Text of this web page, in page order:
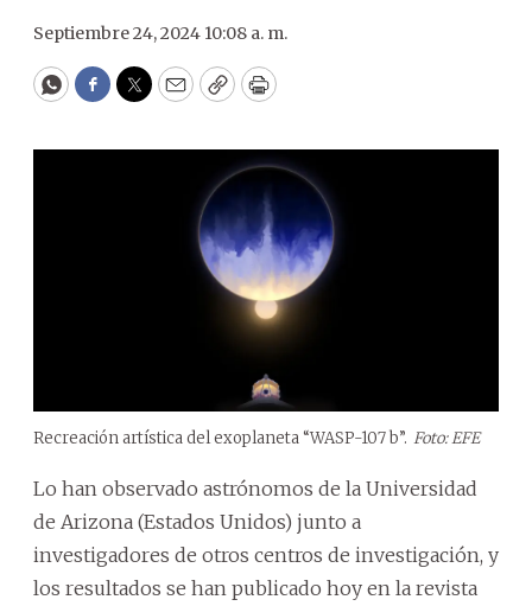
Septiembre 24, 2024 10:08 a. m.
WhatsApp
Facebook
Twitter
EmailCopyPrint
Recreación artística del exoplaneta “WASP-107 b”. Foto: EFE
Lo han observado astrónomos de la Universidad
de Arizona (Estados Unidos) junto a
investigadores de otros centros de investigación, y
los resultados se han publicado hoy en la revista